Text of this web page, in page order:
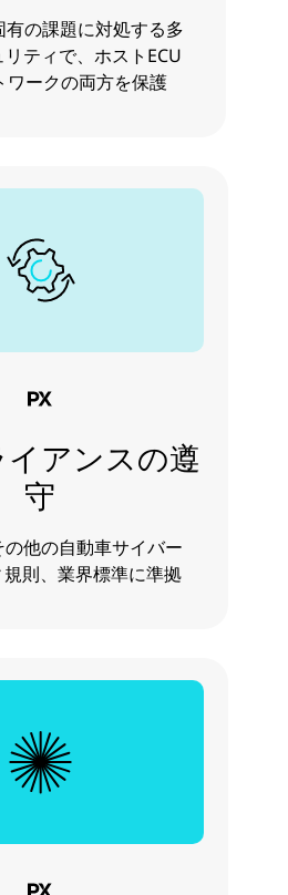
の課題に対処する多
ティで、ホストECU
ワークの両方を保護
アンスの遵
守
他の自動車サイバー
則、業界標準に準拠